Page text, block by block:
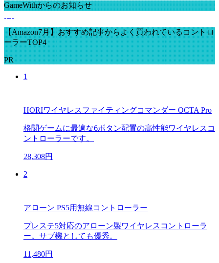
GameWithからのお知らせ
【Amazon7月】おすすめ記事からよく買われているコントロ
ーラーTOP4
PR
1
HORIワイヤレスファイティングコマンダー OCTA Pro
格闘ゲームに最適な6ボタン配置の高性能ワイヤレスコ
ントローラーです。
28,308円
2
アローン PS5用無線コントローラー
プレステ5対応のアローン製ワイヤレスコントローラ
ー。サブ機としても優秀。
11,480円